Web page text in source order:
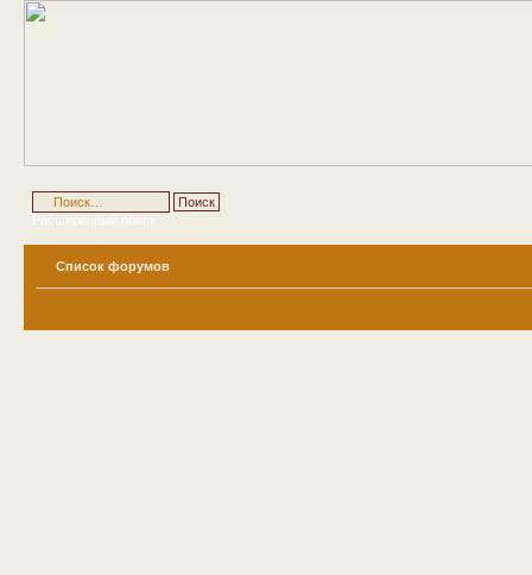
Расширенный поиск
Список форумов